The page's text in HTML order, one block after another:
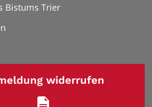
Bistums Trier
widerrufen